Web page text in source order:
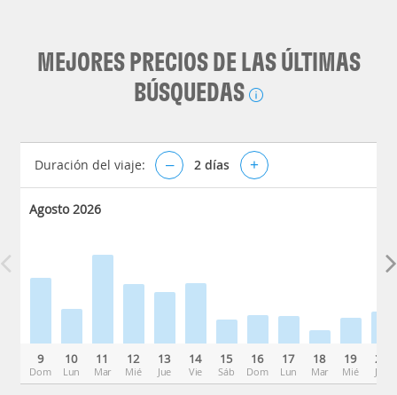
MEJORES PRECIOS DE LAS ÚLTIMAS
BÚSQUEDAS
Duración del viaje: – 2 días +
Agosto 2026
9
Dom
10
Lun
11
Mar
12
Mié
13
Jue
14
Vie
15
Sáb
16
Dom
17
Lun
18
Mar
19
Mié
20
Jue